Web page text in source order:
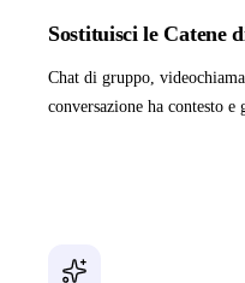
Sostituisci le Catene
Chat di gruppo,
conversazione ha contesto